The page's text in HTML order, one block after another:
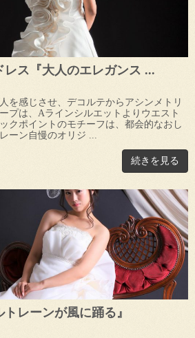
ス『大人のエレガンス ...
を感じさせ、デコルテからアシンメトリ
プは、Aラインシルエットよりウエスト
クポイントのモチーフは、都会的なおし
ーン自慢のオリジ ...
続きを見る
レーンが風に踊る』